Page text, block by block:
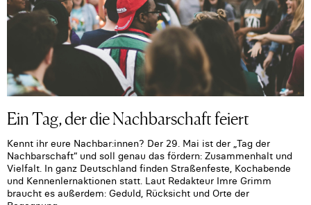
Ein Tag, der die Nachbarschaft feiert
Kennt ihr eure Nachbar:innen? Der 29. Mai ist der „Tag der
Nachbarschaft“ und soll genau das fördern: Zusammenhalt und
Vielfalt. In ganz Deutschland finden Straßenfeste, Kochabende
und Kennenlernaktionen statt. Laut Redakteur Imre Grimm
braucht es außerdem: Geduld, Rücksicht und Orte der